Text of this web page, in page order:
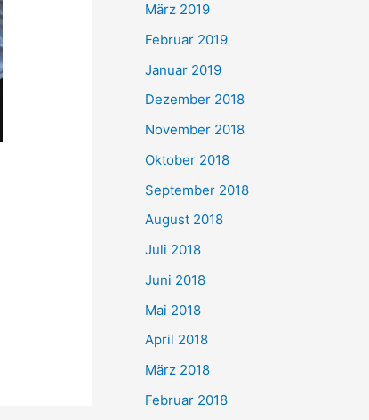
März 2019
Februar 2019
Januar 2019
Dezember 2018
November 2018
Oktober 2018
September 2018
August 2018
Juli 2018
Juni 2018
Mai 2018
April 2018
März 2018
Februar 2018